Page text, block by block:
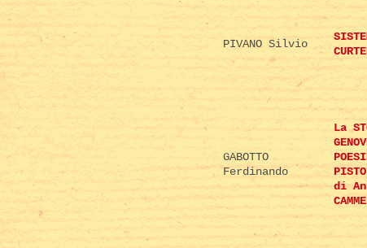
PIVANO Silvio
GABOTTO
Ferdinando
La
di